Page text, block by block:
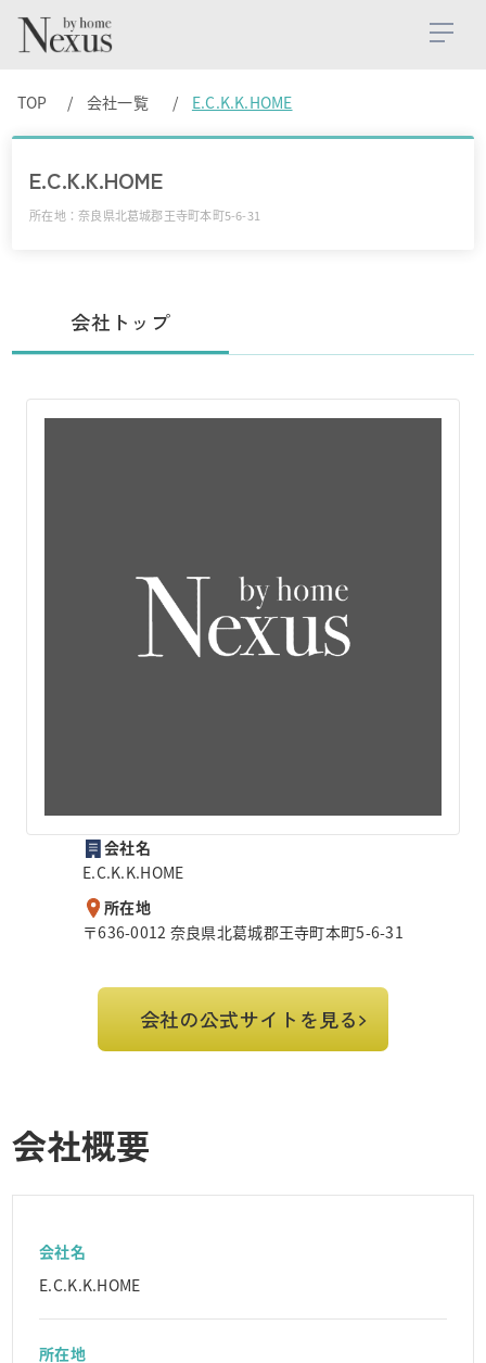
TOP 会社一覧 E.C.K.K.HOME
E.C.K.K.HOME
所在地：奈良県北葛城郡王寺町本町5-6-31
会社トップ
会社名
E.C.K.K.HOME
所在地
〒636-0012 奈良県北葛城郡王寺町本町5-6-31
会社の公式サイトを見る
会社概要
会社名
E.C.K.K.HOME
所在地